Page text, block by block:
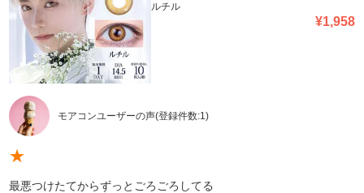
ルチル
¥1,958
モアコンユーザーの声(登録件数:1)
★
最悪つけたてからずっとごろごろしてる